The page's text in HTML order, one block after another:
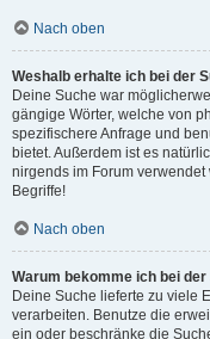
Nach oben
Weshalb erhalte ich bei der
Deine Suche war
gängige Wörter, welche von
spezifischere Anfrage und
bietet. Außerdem ist es
nirgends im Forum
Begriffe!
Nach oben
Warum bekomme ich bei
Deine Suche lieferte zu viele
verarbeiten. Benutze die
ein oder beschränke die